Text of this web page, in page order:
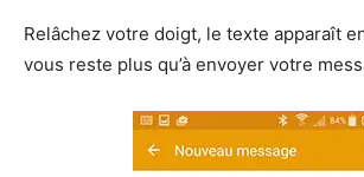
Relâchez votre doigt, le texte apparaît
vous reste plus qu’à envoyer votre